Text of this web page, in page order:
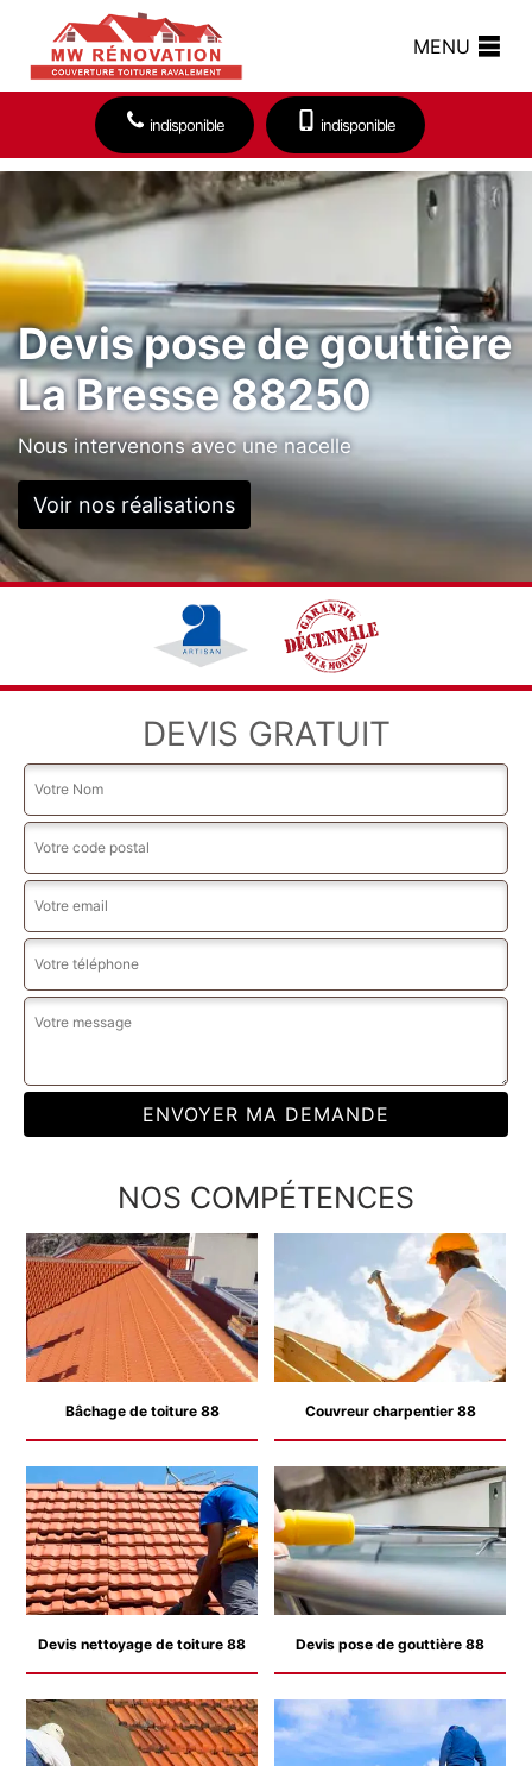
MENU
indisponible indisponible
Devis pose de gouttière
La Bresse 88250
Nous intervenons avec une nacelle
Voir nos réalisations
DEVIS GRATUIT
NOS COMPÉTENCES
Bâchage de toiture 88 Couvreur charpentier 88
Devis nettoyage de toiture 88 Devis pose de gouttière 88